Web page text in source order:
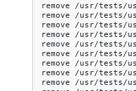
remove
/usr/tests/
remove
/usr/tests/
remove
/usr/tests/
remove
/usr/tests/
remove
/usr/tests/
remove
/usr/tests/
remove
/usr/tests/
remove
/usr/tests/
remove
/usr/tests/